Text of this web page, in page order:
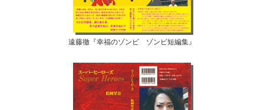
遠藤徹『幸福のゾンビ ゾンビ短編集』